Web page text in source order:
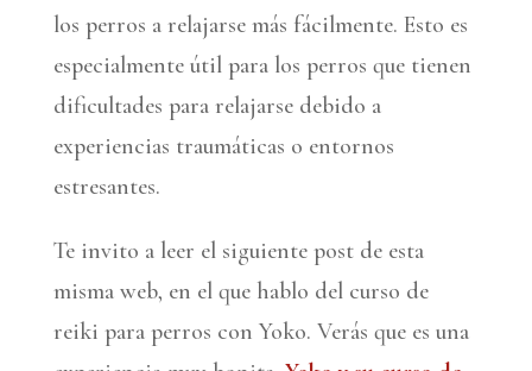
los perros a relajarse más fácilmente. Esto es
especialmente útil para los perros que tienen
dificultades para relajarse debido a
experiencias traumáticas o entornos
estresantes.
Te invito a leer el siguiente post de esta
misma web, en el que hablo del curso de
reiki para perros con Yoko. Verás que es una